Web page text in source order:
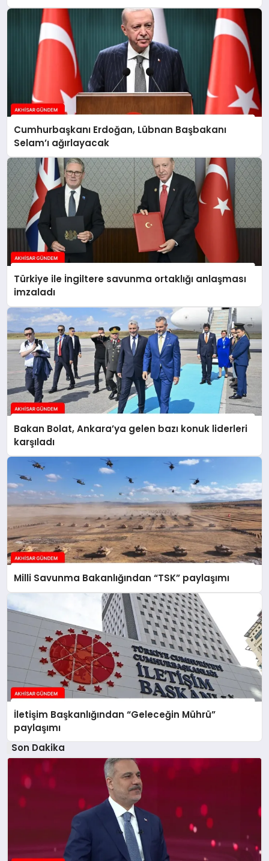
Cumhurbaşkanı Erdoğan, Lübnan Başbakanı
Selam’ı ağırlayacak
Türkiye ile İngiltere savunma ortaklığı anlaşması
imzaladı
Bakan Bolat, Ankara’ya gelen bazı konuk liderleri
karşıladı
Milli Savunma Bakanlığından “TSK” paylaşımı
İletişim Başkanlığından “Geleceğin Mührü”
paylaşımı
Son Dakika